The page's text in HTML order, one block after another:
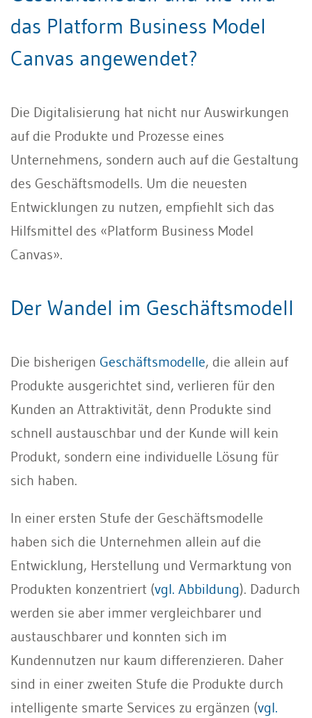
das Platform Business Model
Canvas angewendet?
Die Digitalisierung hat nicht nur Auswirkungen
auf die Produkte und Prozesse eines
Unternehmens, sondern auch auf die Gestaltung
des Geschäftsmodells. Um die neuesten
Entwicklungen zu nutzen, empfiehlt sich das
Hilfsmittel des «Platform Business Model
Canvas».
Der Wandel im Geschäftsmodell
Die bisherigen Geschäftsmodelle, die allein auf
Produkte ausgerichtet sind, verlieren für den
Kunden an Attraktivität, denn Produkte sind
schnell austauschbar und der Kunde will kein
Produkt, sondern eine individuelle Lösung für
sich haben.
In einer ersten Stufe der Geschäftsmodelle
haben sich die Unternehmen allein auf die
Entwicklung, Herstellung und Vermarktung von
Produkten konzentriert (vgl. Abbildung). Dadurch
werden sie aber immer vergleichbarer und
austauschbarer und konnten sich im
Kundennutzen nur kaum differenzieren. Daher
sind in einer zweiten Stufe die Produkte durch
intelligente smarte Services zu ergänzen (vgl.